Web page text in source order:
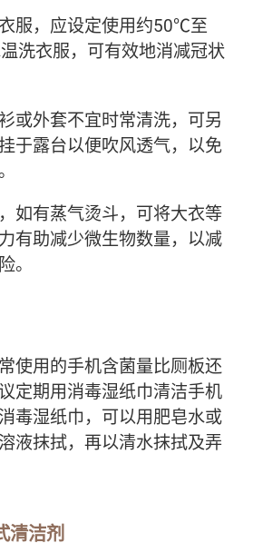
服，应设定使用约50℃至
洗衣服，可有效地消减冠状
或外套不宜时常清洗，可另
于露台以便吹风透气，以免
如有蒸气烫斗，可将大衣等
有助减少微生物数量，以减
。
使用的手机含菌量比厕板还
定期用消毒湿纸巾清洁手机
毒湿纸巾，可以用肥皂水或
液抹拭，再以清水抹拭及弄
清洁剂